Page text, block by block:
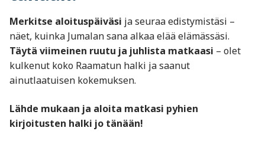
Merkitse aloituspäiväsi ja seuraa edistymistäsi –
näet, kuinka Jumalan sana alkaa elää elämässäsi.
Täytä viimeinen ruutu ja juhlista matkaasi – olet
kulkenut koko Raamatun halki ja saanut
ainutlaatuisen kokemuksen.
Lähde mukaan ja aloita matkasi pyhien
kirjoitusten halki jo tänään!